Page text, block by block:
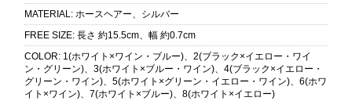
MATERIAL: ホースヘアー、シルバー
FREE SIZE: 長さ 約15.5cm、幅 約0.7cm
COLOR: 1(ホワイト×ワイン・ブルー)、2(ブラック×イエロー・ワイ
ン・グリーン)、3(ホワイト×ブルー・ワイン)、4(ブラック×イエロー・
グリーン・ワイン)、5(ホワイト×グリーン・イエロー・ワイン)、6(ホワ
イト×ワイン)、7(ホワイト×ブルー)、8(ホワイト×イエロー)